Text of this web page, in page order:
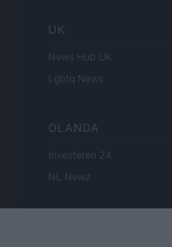
UK
News Hub UK
Lgbtq News
OLANDA
Investeren 24
NL Newz